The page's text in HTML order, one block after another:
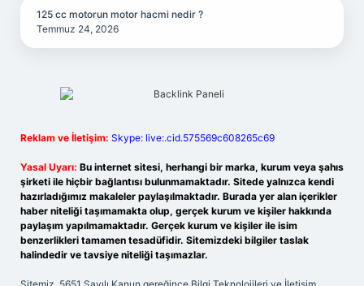
125 cc motorun motor hacmi nedir ?
Temmuz 24, 2026
Reklam ve İletişim: Skype: live:.cid.575569c608265c69
Yasal Uyarı: Bu internet sitesi, herhangi bir marka, kurum veya şahıs
şirketi ile hiçbir bağlantısı bulunmamaktadır. Sitede yalnızca kendi
hazırladığımız makaleler paylaşılmaktadır. Burada yer alan içerikler
haber niteliği taşımamakta olup, gerçek kurum ve kişiler hakkında
paylaşım yapılmamaktadır. Gerçek kurum ve kişiler ile isim
benzerlikleri tamamen tesadüfidir. Sitemizdeki bilgiler taslak
halindedir ve tavsiye niteliği taşımazlar.